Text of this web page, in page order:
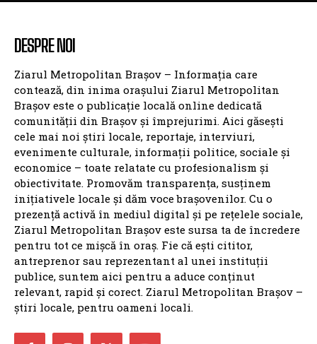
DESPRE NOI
Ziarul Metropolitan Brașov – Informația care
contează, din inima orașului Ziarul Metropolitan
Brașov este o publicație locală online dedicată
comunității din Brașov și împrejurimi. Aici găsești
cele mai noi știri locale, reportaje, interviuri,
evenimente culturale, informații politice, sociale și
economice – toate relatate cu profesionalism și
obiectivitate. Promovăm transparența, susținem
inițiativele locale și dăm voce brașovenilor. Cu o
prezență activă în mediul digital și pe rețelele sociale,
Ziarul Metropolitan Brașov este sursa ta de încredere
pentru tot ce mișcă în oraș. Fie că ești cititor,
antreprenor sau reprezentant al unei instituții
publice, suntem aici pentru a aduce conținut
relevant, rapid și corect. Ziarul Metropolitan Brașov –
știri locale, pentru oameni locali.